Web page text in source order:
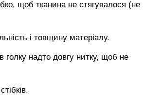
щоб тканина не стягувалося (не
і товщину матеріалу.
надто довгу нитку, щоб не